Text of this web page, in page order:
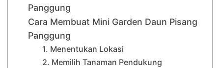
Panggung
Cara Membuat Mini Garden Daun Pisang
Panggung
1. Menentukan Lokasi
2. Memilih Tanaman Pendukung